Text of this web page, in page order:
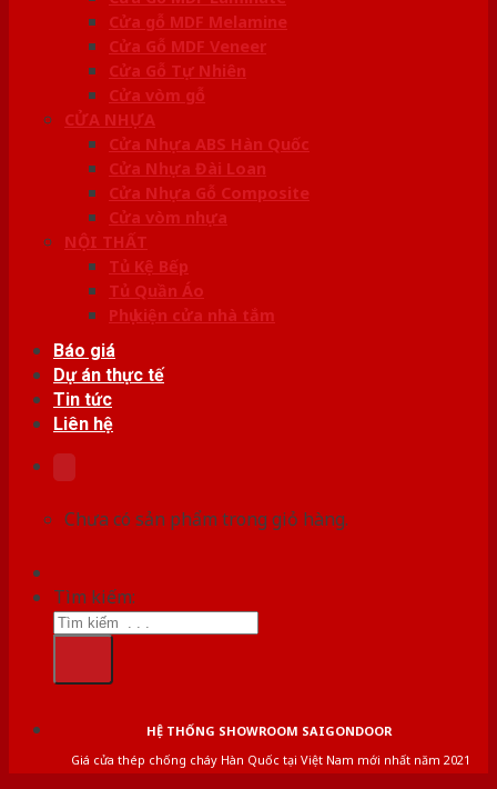
Cửa gỗ MDF Melamine
Cửa Gỗ MDF Veneer
Cửa Gỗ Tự Nhiên
Cửa vòm gỗ
CỬA NHỰA
Cửa Nhựa ABS Hàn Quốc
Cửa Nhựa Đài Loan
Cửa Nhựa Gỗ Composite
Cửa vòm nhựa
NỘI THẤT
Tủ Kệ Bếp
Tủ Quần Áo
Phụ kiện cửa nhà tắm
Báo giá
Dự án thực tế
Tin tức
Liên hệ
Chưa có sản phẩm trong giỏ hàng.
Tìm kiếm:
HỆ THỐNG SHOWROOM SAIGONDOOR
Giá cửa thép chống cháy Hàn Quốc tại Việt Nam mới nhất năm 2021